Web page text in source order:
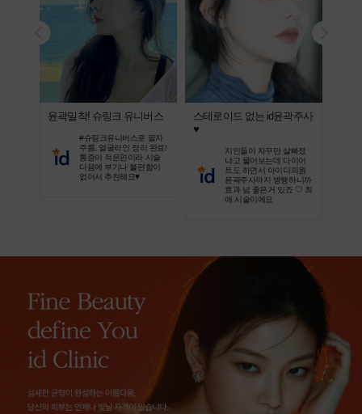
윤곽밀착! 슈링크 유니버스
#슈링크유니버스로 팔자
주름, 얼굴라인 정리 완료!
통증이 적은편이라 시술
다음에 부기나 불편함이
없어서 추천해요♥
스테로이드 없는 id윤곽주사
♥
지인들이 자꾸만 살빠졌
냐고 물어보는데 다이어
트도 하면서 아이디의원
윤곽주사까지 병행하니까
효과 넘 좋은거 있죠 ♡ 최
애 시술이에요